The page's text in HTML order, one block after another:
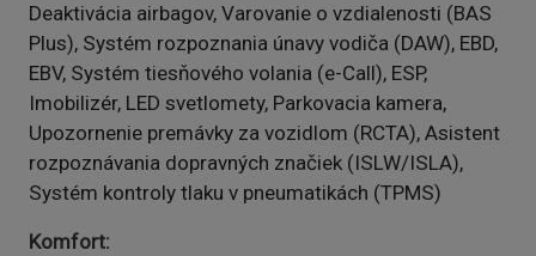
Deaktivácia airbagov, Varovanie o vzdialenosti (BAS
Plus), Systém rozpoznania únavy vodiča (DAW), EBD,
EBV, Systém tiesňového volania (e-Call), ESP,
Imobilizér, LED svetlomety, Parkovacia kamera,
Upozornenie premávky za vozidlom (RCTA), Asistent
rozpoznávania dopravných značiek (ISLW/ISLA),
Systém kontroly tlaku v pneumatikách (TPMS)
Komfort